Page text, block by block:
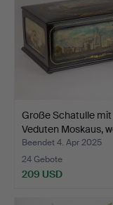
Große Schatulle mit
Veduten Moskaus,
Beendet 4. Apr 2025
24 Gebote
209 USD